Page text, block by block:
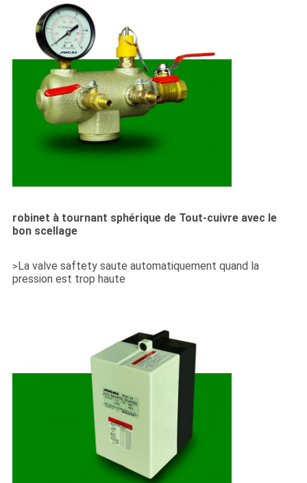
robinet à tournant sphérique de Tout-cuivre avec le
bon scellage
> La valve saftety saute automatiquement quand la
pression est trop haute